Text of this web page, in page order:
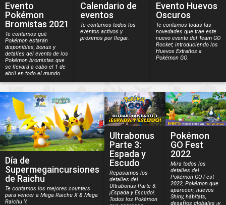
Evento
Pokémon
Bromistas 2021
Te contamos qué
Pokémon estarán
disponibles, bonus y
detalles del evento de los
Pokémon bromistas que
se llevará a cabo el 1 de
abril en todo el mundo.
Calendario de
eventos
Te contamos todos los
eventos activos y
próximos por llegar.
Evento Huevos
Oscuros
Te contamos todas las
novedades que trae este
nuevo evento del Team GO
Rocket, introduciendo los
Huevos Extraños a
Pokémon GO.
Día de
Supermegaincursiones
de Raichu
Te contamos los mejores counters
para vencer a Mega Raichu X & Mega
Raichu Y.
Ultrabonus
Parte 3:
Espada y
Escudo
Repasamos los
detalles del
Ultrabonus Parte 3:
¡Espada y Escudo!.
Todos los Pokémon
Pokémon
GO Fest
2022
Mira todos los
detalles del
Pokémon GO Fest
2022, Pokémon que
aparecen, nuevos
Shiny, hábitats,
desafíos globales ¡y